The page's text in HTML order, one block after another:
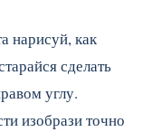
нарисуй, как
сделать
углу.
изобрази точно